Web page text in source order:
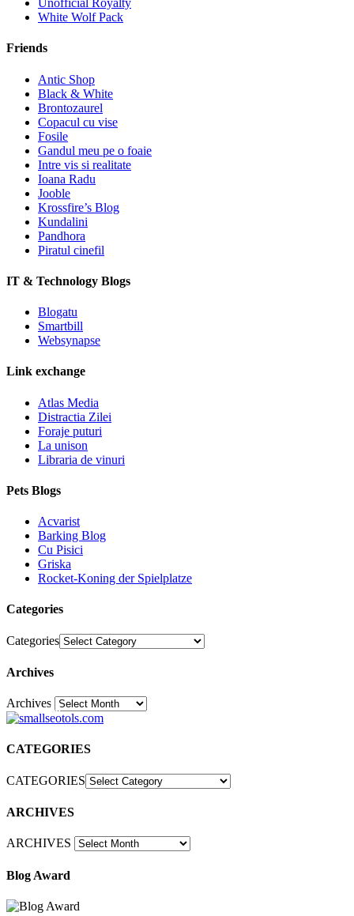
Unofficial Royalty
White Wolf Pack
Friends
Antic Shop
Black & White
Brontozaurel
Copacul cu vise
Fosile
Gandul meu pe o foaie
Intre vis si realitate
Ioana Radu
Jooble
Krossfire’s Blog
Kundalini
Pandhora
Piratul cinefil
IT & Technology Blogs
Blogatu
Smartbill
Websynapse
Link exchange
Atlas Media
Distractia Zilei
Foraje puturi
La unison
Libraria de vinuri
Pets Blogs
Acvarist
Barking Blog
Cu Pisici
Griska
Rocket-Koning der Spielplatze
Categories
Categories
Archives
Archives30
CATEGORIES
CATEGORIES
ARCHIVES
ARCHIVES
Blog Award